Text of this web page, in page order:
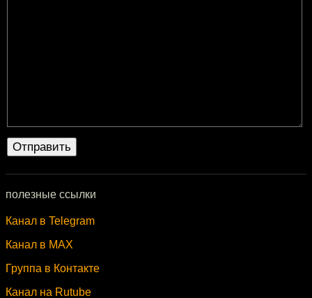
полезные ссылки
Канал в Telegram
Канал в MAX
Группа в Контакте
Канал на Rutube